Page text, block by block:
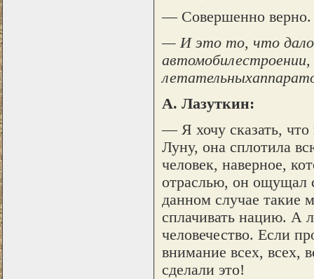
— Совершенно верно.
— И это то, что дало
А. Лазуткин:
— Я хочу сказать, что
Луну, она сплотила
человек, наверное,
отраслью, он ощущал
данном случае
сплачивать нацию. А
человечество. Если
внимание всех, всех,
сделали это!